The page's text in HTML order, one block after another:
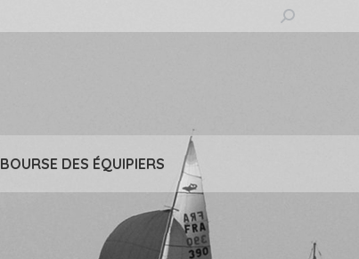
Recherche
:
BOURSE DES ÉQUIPIERS